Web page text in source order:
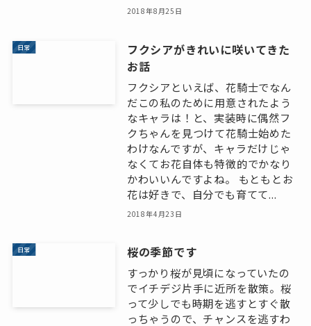
2018年8月25日
日常
フクシアがきれいに咲いてきた
お話
フクシアといえば、花騎士でなん
だこの私のために用意されたよう
なキャラは！と、実装時に偶然フ
クちゃんを見つけて花騎士始めた
わけなんですが、キャラだけじゃ
なくてお花自体も特徴的でかなり
かわいいんですよね。 もともとお
花は好きで、自分でも育てて...
2018年4月23日
日常 桜の季節です
すっかり桜が見頃になっていたの
でイチデジ片手に近所を散策。桜
って少しでも時期を逃すとすぐ散
っちゃうので、チャンスを逃すわ